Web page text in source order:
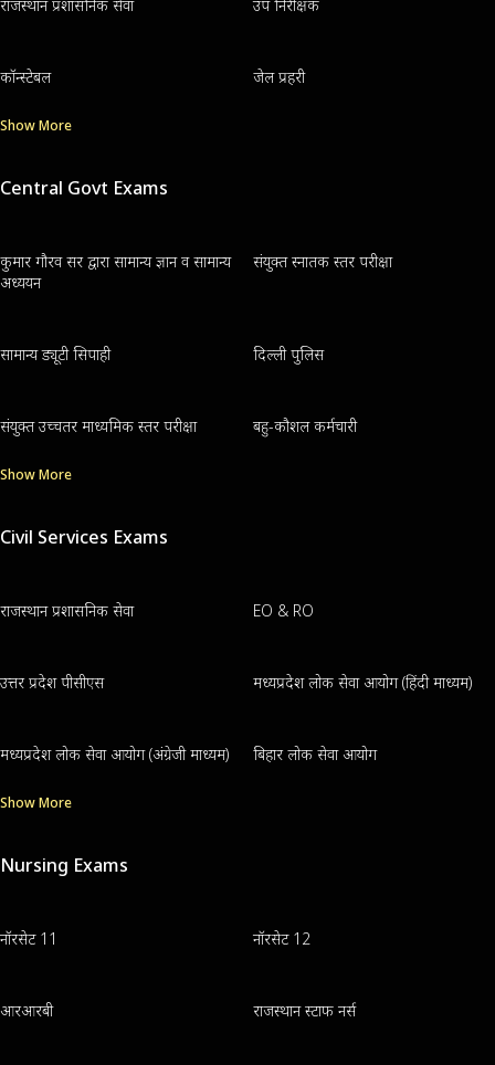
राजस्थान प्रशासनिक सेवा उप निरीक्षक
कॉन्स्टेबल जेल प्रहरी
Show More
Central Govt Exams
कुमार गौरव सर द्वारा सामान्य ज्ञान व सामान्य
अध्ययन
संयुक्त स्नातक स्तर परीक्षा
सामान्य ड्यूटी सिपाही दिल्ली पुलिस
संयुक्त उच्चतर माध्यमिक स्तर परीक्षा बहु-कौशल कर्मचारी
Show More
Civil Services Exams
राजस्थान प्रशासनिक सेवा EO & RO
उत्तर प्रदेश पीसीएस मध्यप्रदेश लोक सेवा आयोग (हिंदी माध्यम)
मध्यप्रदेश लोक सेवा आयोग (अंग्रेजी माध्यम) बिहार लोक सेवा आयोग
Show More
Nursing Exams
नॉरसेट 11 नॉरसेट 12
आरआरबी राजस्थान स्टाफ नर्स